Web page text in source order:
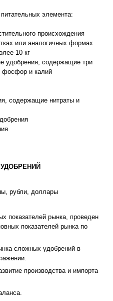
элемента:
происхождения
или аналогичных формах
10 кг
удобрения, содержащие три
фосфор и калий
содержащие нитраты и
рубли, доллары
показателей рынка, проведен
показателей рынка по
сложных удобрений в
производства и импорта